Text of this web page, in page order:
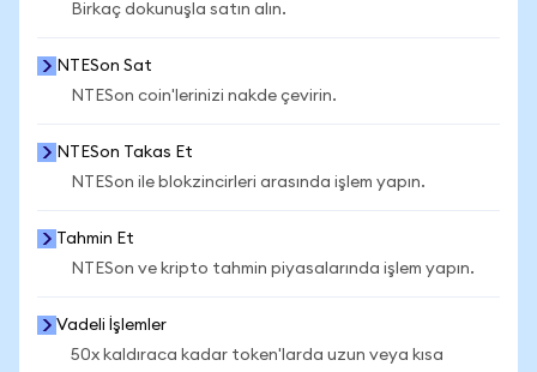
Birkaç dokunuşla satın alın.
NTESon Sat
NTESon coin'lerinizi nakde çevirin.
NTESon Takas Et
NTESon ile blokzincirleri arasında işlem yapın.
Tahmin Et
NTESon ve kripto tahmin piyasalarında işlem yapın.
Vadeli İşlemler
50x kaldıraca kadar token'larda uzun veya kısa